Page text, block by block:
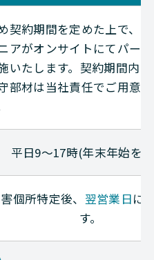
NETWORK（ネットワー
NETWORK（ネットワー
NETWORK（ネットワー
契約期間を定めた上で、
アがオンサイトにてパー
いたします。 契約期間内
部材は当社責任でご用意
平日9～17時(年末年始を
個所特定後、 翌営業日に
す。